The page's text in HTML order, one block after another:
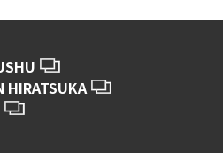
HIRATSUKA